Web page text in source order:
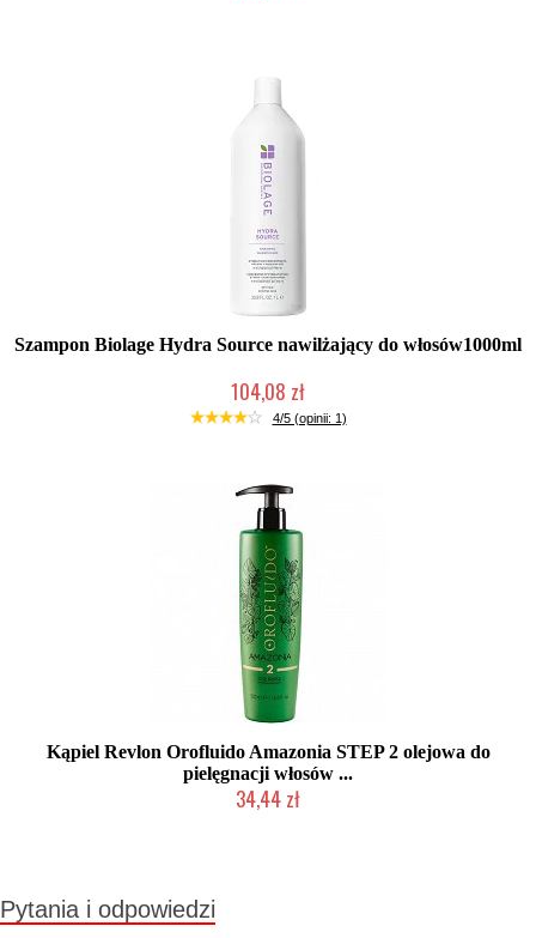
Szampon Biolage Hydra Source nawilżający do włosów1000ml
104,08 zł
Mała ilość (wysyłka w 24h)
4/5 (opinii: 1)
Kąpiel Revlon Orofluido Amazonia STEP 2 olejowa do
pielęgnacji włosów ...
34,44 zł
Pytania i odpowiedzi